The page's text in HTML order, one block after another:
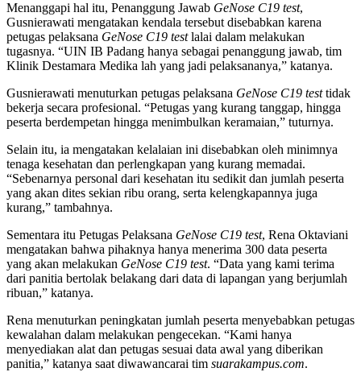
Menanggapi hal itu, Penanggung Jawab GeNose C19 test,
Gusnierawati mengatakan kendala tersebut disebabkan karena
petugas pelaksana GeNose C19 testlalai dalam melakukan
tugasnya. “UIN IB Padang hanya sebagai penanggung jawab, tim
Klinik Destamara Medika lah yang jadi pelaksananya,” katanya.
Gusnierawati menuturkan petugas pelaksana GeNose C19 testtidak
bekerja secara profesional. “Petugas yang kurang tanggap, hingga
peserta berdempetan hingga menimbulkan keramaian,” tuturnya.
Selain itu, ia mengatakan kelalaian ini disebabkan oleh minimnya
tenaga kesehatan dan perlengkapan yang kurang memadai.
“Sebenarnya personal dari kesehatan itu sedikit dan jumlah peserta
yang akan dites sekian ribu orang, serta kelengkapannya juga
kurang,” tambahnya.
Sementara itu Petugas Pelaksana GeNose C19 test, Rena Oktaviani
mengatakan bahwa pihaknya hanya menerima 300 data peserta
yang akan melakukan GeNose C19 test. “Data yang kami terima
dari panitia bertolak belakang dari data di lapangan yang berjumlah
ribuan,” katanya.
Rena menuturkan peningkatan jumlah peserta menyebabkan petugas
kewalahan dalam melakukan pengecekan. “Kami hanya
menyediakan alat dan petugas sesuai data awal yang diberikan
panitia,” katanya saat diwawancarai tim suarakampus.com.